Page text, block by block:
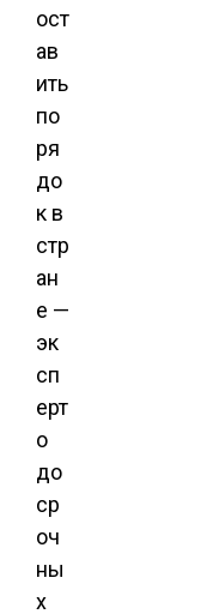
ост
ав
ить
по
ря
до
к в
стр
ан
е —
эк
сп
ерт
о
до
ср
оч
ны
х